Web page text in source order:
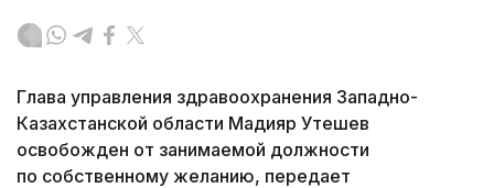
Глава управления здравоохранения Западно-
Казахстанской области Мадияр Утешев
освобожден от занимаемой должности
по собственному желанию, передает